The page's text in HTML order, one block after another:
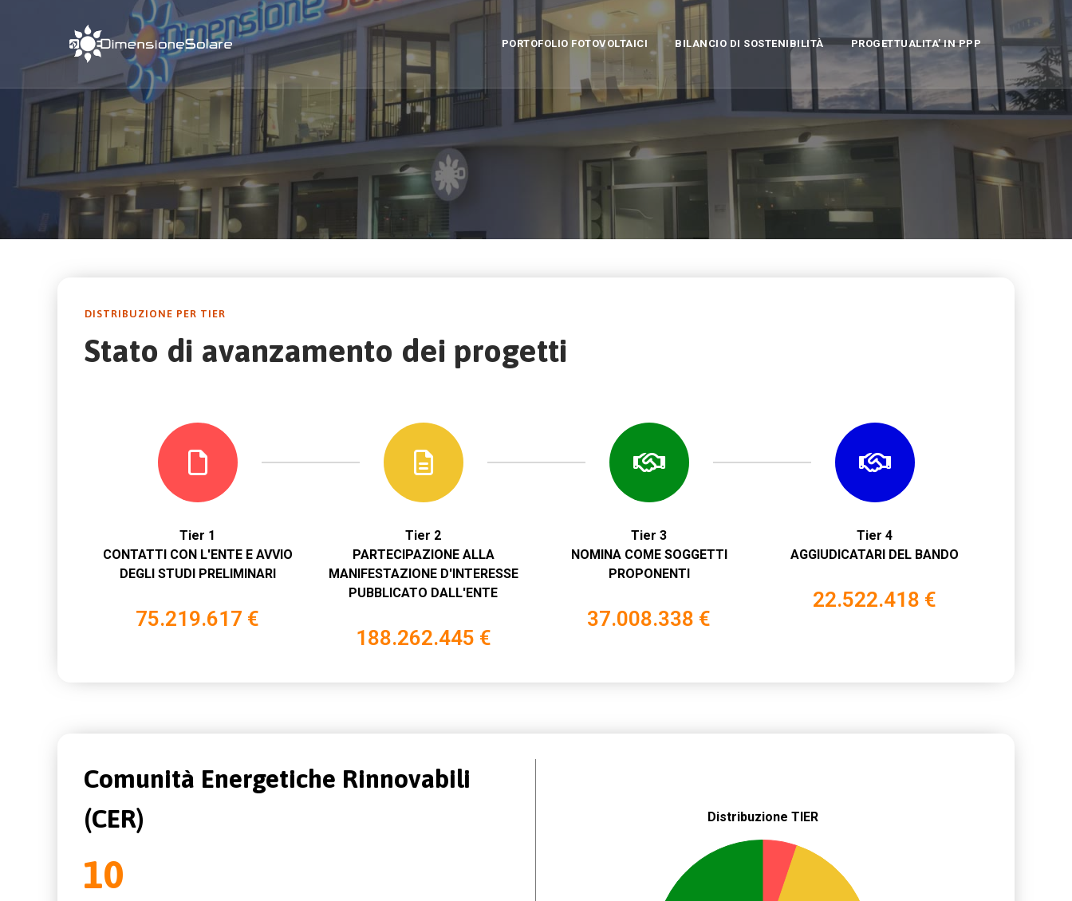
PORTOFOLIO FOTOVOLTAICI BILANCIO DI SOSTENIBILITÀ PROGETTUALITA’ IN PPP
DISTRIBUZIONE PER TIER
Stato di avanzamento dei progetti
Tier 1
CONTATTI CON L'ENTE E AVVIO
DEGLI STUDI PRELIMINARI
75.219.617 €
Tier 2
PARTECIPAZIONE ALLA
MANIFESTAZIONE D'INTERESSE
PUBBLICATO DALL'ENTE
188.262.445 €
Tier 3
NOMINA COME SOGGETTI
PROPONENTI
37.008.338 €
Tier 4
AGGIUDICATARI DEL BANDO
22.522.418 €
Comunità Energetiche Rinnovabili
(CER)
10
Distribuzione TIER